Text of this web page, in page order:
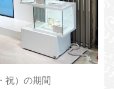
祝）の期間